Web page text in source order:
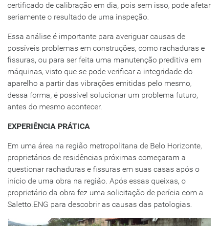
certificado de calibração em dia, pois sem isso, pode afetar
seriamente o resultado de uma inspeção.
Essa análise é importante para averiguar causas de
possíveis problemas em construções, como rachaduras e
fissuras, ou para ser feita uma manutenção preditiva em
máquinas, visto que se pode verificar a integridade do
aparelho a partir das vibrações emitidas pelo mesmo,
dessa forma, é possível solucionar um problema futuro,
antes do mesmo acontecer.
EXPERIÊNCIA PRÁTICA
Em uma área na região metropolitana de Belo Horizonte,
proprietários de residências próximas começaram a
questionar rachaduras e fissuras em suas casas após o
início de uma obra na região. Após essas queixas, o
proprietário da obra fez uma solicitação de perícia com a
Saletto.ENG para descobrir as causas das patologias.